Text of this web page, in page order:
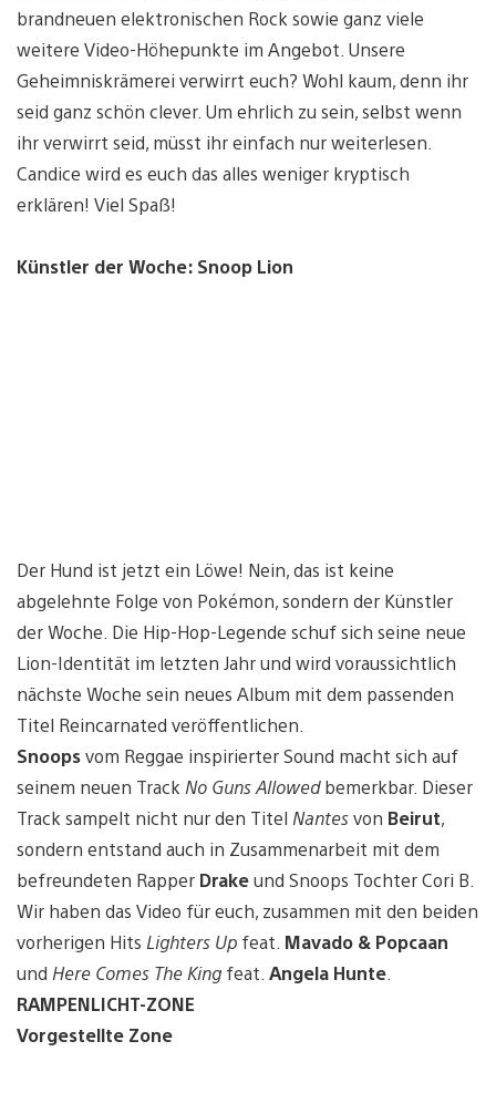
brandneuen elektronischen Rock sowie ganz viele
weitere Video-Höhepunkte im Angebot. Unsere
Geheimniskrämerei verwirrt euch? Wohl kaum, denn ihr
seid ganz schön clever. Um ehrlich zu sein, selbst wenn
ihr verwirrt seid, müsst ihr einfach nur weiterlesen.
Candice wird es euch das alles weniger kryptisch
erklären! Viel Spaß!
Künstler der Woche: Snoop Lion
Der Hund ist jetzt ein Löwe! Nein, das ist keine
abgelehnte Folge von Pokémon, sondern der Künstler
der Woche. Die Hip-Hop-Legende schuf sich seine neue
Lion-Identität im letzten Jahr und wird voraussichtlich
nächste Woche sein neues Album mit dem passenden
Titel Reincarnated veröffentlichen.
Snoopsvom Reggae inspirierter Sound macht sich auf
seinem neuen Track No Guns Allowedbemerkbar. Dieser
Track sampelt nicht nur den Titel Nantesvon Beirut,
sondern entstand auch in Zusammenarbeit mit dem
befreundeten Rapper Drakeund Snoops Tochter Cori B.
Wir haben das Video für euch, zusammen mit den beiden
vorherigen Hits Lighters Up feat. Mavado & Popcaan
und Here Comes The King feat. Angela Hunte
RAMPENLICHT-ZONE
Vorgestellte Zone